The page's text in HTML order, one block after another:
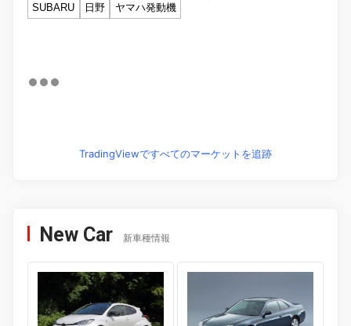
SUBARU
日野 ヤマハ発動機
TradingViewですべてのマーケットを追跡
New Car 新車種情報